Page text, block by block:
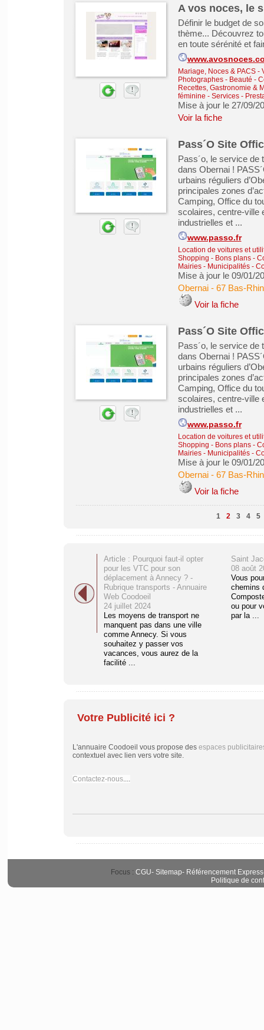
A vos noces, le
Définir le budget de
thème... Découvrez
en toute sérénité et
Mariage, Noces & PACS-
Photographes- Beauté -
Recettes, Gastronomie &
féminine - Services -
Mise à jour le 27/09/
Voir la fiche
Pass´O Site
Pass´o, le service de
dans Obernai !
urbains réguliers
principales zones
Camping, Office du
scolaires, centre-ville
industrielles et ...
www.passo.fr
Location de voitures et
Shopping - Bons plans -
Mairies - Municipalités -
Mise à jour le 09/01/
Obernai- 67 Bas-Rhin
Voir la fiche
Pass´O Site
Pass´o, le service de
dans Obernai !
urbains réguliers
principales zones
Camping, Office du
scolaires, centre-ville
industrielles et ...
www.passo.fr
Location de voitures et
Shopping - Bons plans -
Mairies - Municipalités -
Mise à jour le 09/01/
Obernai- 67 Bas-Rhin
Voir la fiche
1 2 3 4 5
Article : Pourquoi faut-il opter
pour les VTC pour son
déplacement à Annecy ? -
Rubrique transports - Annuaire
Web Coodoeil
24 juillet 2024
Les moyens de transport ne
manquent pas dans une ville
comme Annecy. Si vous
souhaitez y passer vos
vacances, vous aurez de la
facilité ...
Saint
08 août
Vous
chemins
ou pour
par la ...
Votre Publicité ici ?
L'annuaire Coodoeil vous propose des espaces
contextuel avec lien vers votre site.
Contactez-nous....
Focus : CGU- Sitemap- Référencement Express
Politique de